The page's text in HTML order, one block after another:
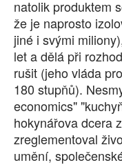
natolik produktem
že je naprosto
jiné i svými
let a dělá při
rušit (jeho vláda
180 stupňů).
economics"
hokynářova dcera
zreglementoval
umění,